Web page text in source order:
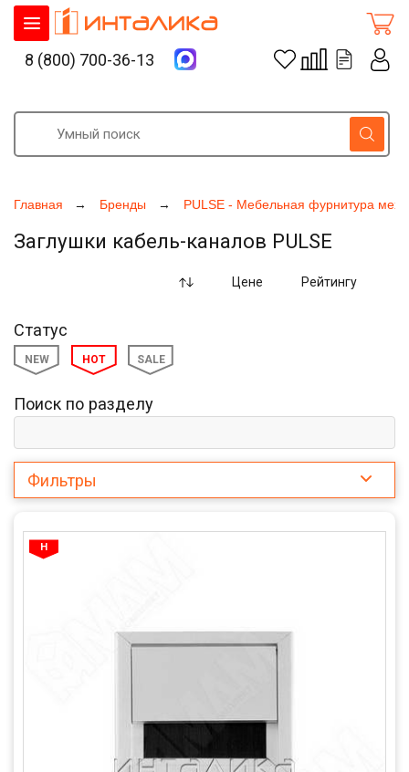
Главная Бренды PULSE - Мебельная фурнитура
Заглушки кабель-каналов PULSE
Цене Рейтингу
Статус
NEW HOT SALE
Поиск по разделу
Фильтры
8 (800) 700-36-13